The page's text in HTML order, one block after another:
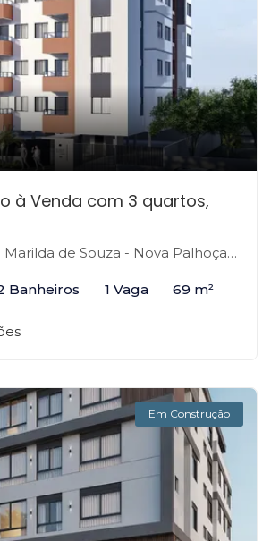
à Venda com 3 quartos,
de Souza - Nova Palhoça, Palhoça-SC
Banheiros 1 Vaga 69 m²
Em Construção